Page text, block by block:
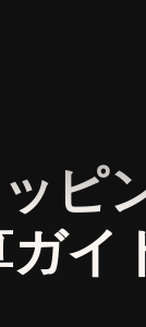
ピ
ガイ